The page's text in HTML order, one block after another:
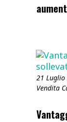
21 Luglio
Vendita